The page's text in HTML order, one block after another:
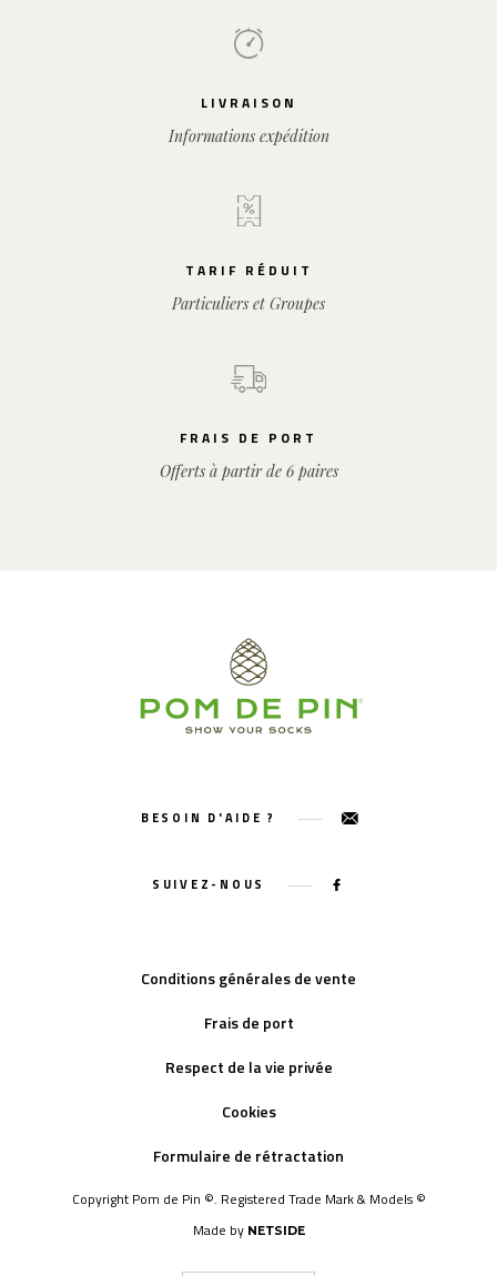
LIVRAISON
Informations expédition
TARIF RÉDUIT
Particuliers et Groupes
FRAIS DE PORT
Offerts à partir de 6 paires
BESOIN D'AIDE ?
SUIVEZ-NOUS
Conditions générales de vente
Frais de port
Respect de la vie privée
Cookies
Formulaire de rétractation
Copyright Pom de Pin ©. Registered Trade Mark & Models ©
Made by NETSIDE